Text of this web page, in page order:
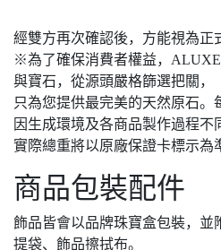
經雙方再次確認後，方能視為正
※為了確保消費者權益，
與寶石，從源頭嚴格篩選把關，
只為您提供最完美的天然原石。
因生成環境及各商品製作過程不
實際總重將以原廠保證卡標示為
商品包裝配件
飾品皆會以品牌珠寶盒包裝，並
提袋、飾品擦拭布。